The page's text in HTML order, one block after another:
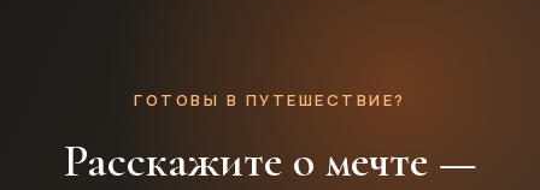
ГОТОВЫ В ПУТЕШЕСТВИЕ?
Расскажите о мечте —